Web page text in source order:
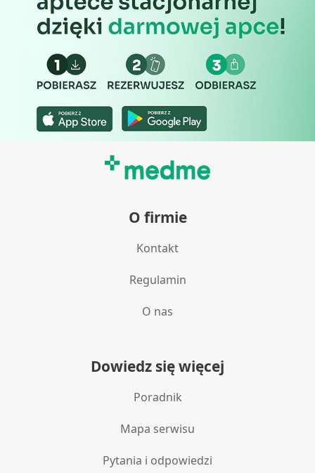
O firmie
Kontakt
Regulamin
O nas
Dowiedz się więcej
Poradnik
Mapa serwisu
Pytania i odpowiedzi